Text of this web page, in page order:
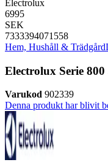
Electrolux
6995
SEK
7333394071558
Hem, Hushåll & Trädgård
Electrolux Serie
Varukod 902339
Denna produkt har blivit